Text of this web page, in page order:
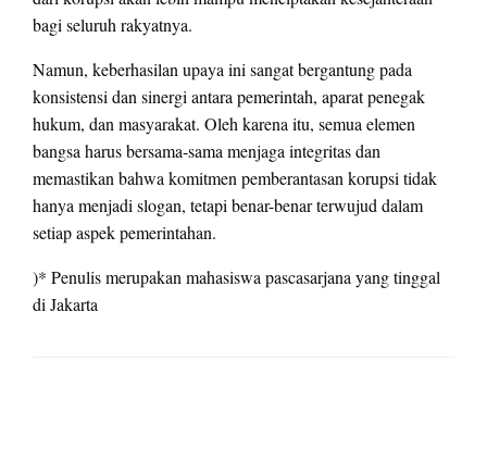
bagi seluruh rakyatnya.
Namun, keberhasilan upaya ini sangat bergantung pada
konsistensi dan sinergi antara pemerintah, aparat penegak
hukum, dan masyarakat. Oleh karena itu, semua elemen
bangsa harus bersama-sama menjaga integritas dan
memastikan bahwa komitmen pemberantasan korupsi tidak
hanya menjadi slogan, tetapi benar-benar terwujud dalam
setiap aspek pemerintahan.
)* Penulis merupakan mahasiswa pascasarjana yang tinggal
di Jakarta